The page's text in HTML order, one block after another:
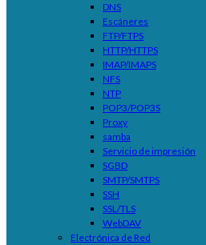
DNS
Escáneres
FTP/FTPS
HTTP/HTTPS
IMAP/IMAPS
NFS
NTP
POP3/POP3S
Proxy
samba
Servicio de impresión
SGBD
SMTP/SMTPS
SSH
SSL/TLS
WebDAV
Electrónica de Red